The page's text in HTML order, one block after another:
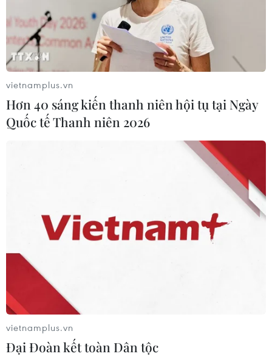
17/04/2019 03:19
Ít nhất 2 dân thường đã thiệt mạng và 4 người bị
thương trong ngày 16/4 khi thủ đô Tripoli của Libya
hứng chịu nhiều vụ tấn công bằng rocket làm rung
chuyển khu vực trung tâm.
Giao tranh ác liệt tại Tripoli, Liên hợp
quốc sơ tán người tị nạn
17/04/2019 05:54
vietnamplus.vn
Hơn 40 sáng kiến thanh niên hội tụ tại Ngày
Quốc tế Thanh niên 2026
vietnamplus.vn
Đại Đoàn kết toàn Dân tộc